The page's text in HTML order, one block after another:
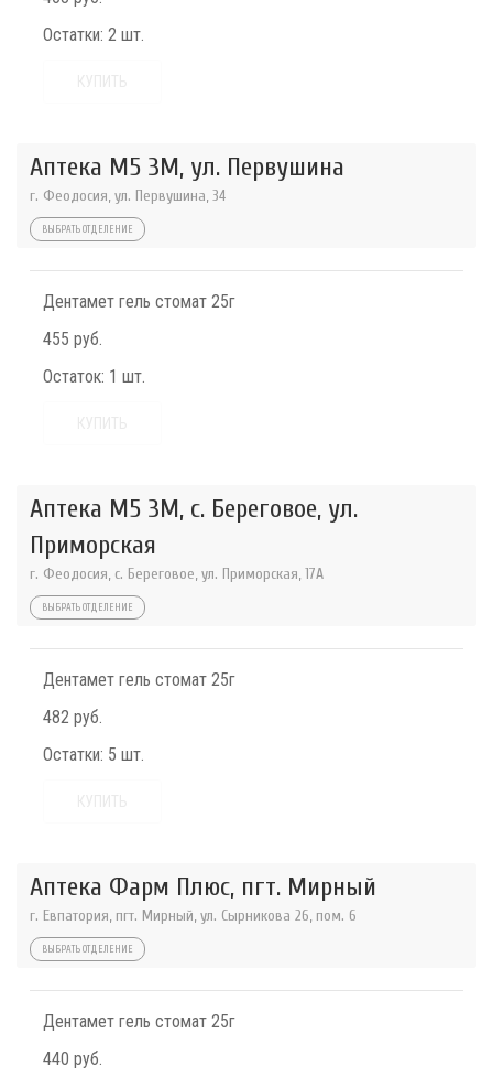
Остатки: 2 шт.
Аптека М5 3М, ул. Первушина
г. Феодосия, ул. Первушина, 34
ВЫБРАТЬ ОТДЕЛЕНИЕ
Дентамет гель стомат 25г
455 руб.
Остаток: 1 шт.
Аптека М5 3М, с. Береговое, ул.
Приморская
г. Феодосия, с. Береговое, ул. Приморская, 17А
ВЫБРАТЬ ОТДЕЛЕНИЕ
Дентамет гель стомат 25г
482 руб.
Остатки: 5 шт.
Аптека Фарм Плюс, пгт. Мирный
г. Евпатория, пгт. Мирный, ул. Сырникова 26, пом. 6
ВЫБРАТЬ ОТДЕЛЕНИЕ
Дентамет гель стомат 25г
440 руб.